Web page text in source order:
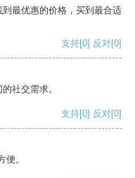
最优惠的价格，买到最合适
支持[0] 反对[0]
社交需求。
支持[0] 反对[0]
。